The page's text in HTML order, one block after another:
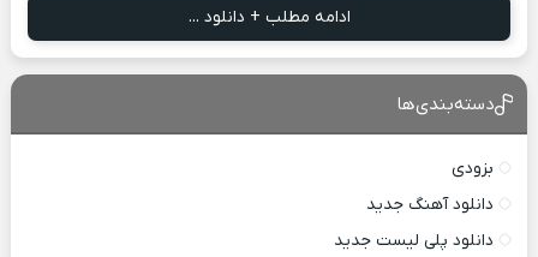
ادامه مطلب + دانلود ...
دسته‌بندی‌ها
بزودی
دانلود آهنگ جدید
دانلود پلی لیست جدید